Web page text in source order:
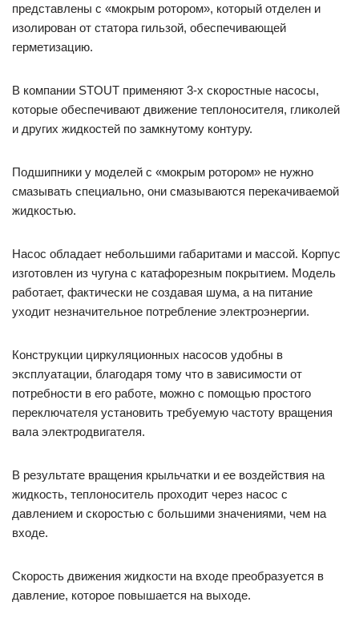
представлены с «мокрым ротором», который отделен и
изолирован от статора гильзой, обеспечивающей
герметизацию.
В компании STOUT применяют 3-х скоростные насосы,
которые обеспечивают движение теплоносителя, гликолей
и других жидкостей по замкнутому контуру.
Подшипники у моделей с «мокрым ротором» не нужно
смазывать специально, они смазываются перекачиваемой
жидкостью.
Насос обладает небольшими габаритами и массой. Корпус
изготовлен из чугуна с катафорезным покрытием. Модель
работает, фактически не создавая шума, а на питание
уходит незначительное потребление электроэнергии.
Конструкции циркуляционных насосов удобны в
эксплуатации, благодаря тому что в зависимости от
потребности в его работе, можно с помощью простого
переключателя установить требуемую частоту вращения
вала электродвигателя.
В результате вращения крыльчатки и ее воздействия на
жидкость, теплоноситель проходит через насос с
давлением и скоростью с большими значениями, чем на
входе.
Скорость движения жидкости на входе преобразуется в
давление, которое повышается на выходе.